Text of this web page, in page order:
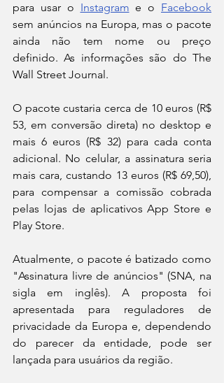
para usar o Instagram e o Facebook
sem anúncios na Europa, mas o pacote
ainda não tem nome ou preço
definido. As informações são do The
Wall Street Journal.
O pacote custaria cerca de 10 euros (R$
53, em conversão direta) no desktop e
mais 6 euros (R$ 32) para cada conta
adicional. No celular, a assinatura seria
mais cara, custando 13 euros (R$ 69,50),
para compensar a comissão cobrada
pelas lojas de aplicativos App Store e
Play Store.
Atualmente, o pacote é batizado como
"Assinatura livre de anúncios" (SNA, na
sigla em inglês). A proposta foi
apresentada para reguladores de
privacidade da Europa e, dependendo
do parecer da entidade, pode ser
lançada para usuários da região.